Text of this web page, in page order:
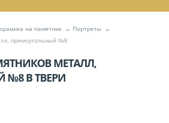
на памятник
Портреты
прямоугольный №8
МЕТАЛЛ,
№8 В ТВЕРИ